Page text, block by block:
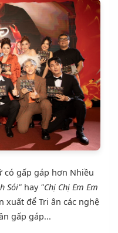
có gấp gáp hơn Nhiều
Sói" hay "Chị Chị Em Em
xuất để Tri ân các nghệ
gấp gáp...